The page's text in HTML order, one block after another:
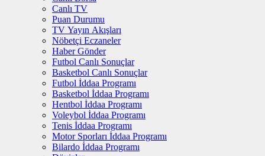
Canlı TV
Puan Durumu
TV Yayın Akışları
Nöbetçi Eczaneler
Haber Gönder
Futbol Canlı Sonuçlar
Basketbol Canlı Sonuçlar
Futbol İddaa Programı
Basketbol İddaa Programı
Hentbol İddaa Programı
Voleybol İddaa Programı
Tenis İddaa Programı
Motor Sporları İddaa Programı
Bilardo İddaa Programı